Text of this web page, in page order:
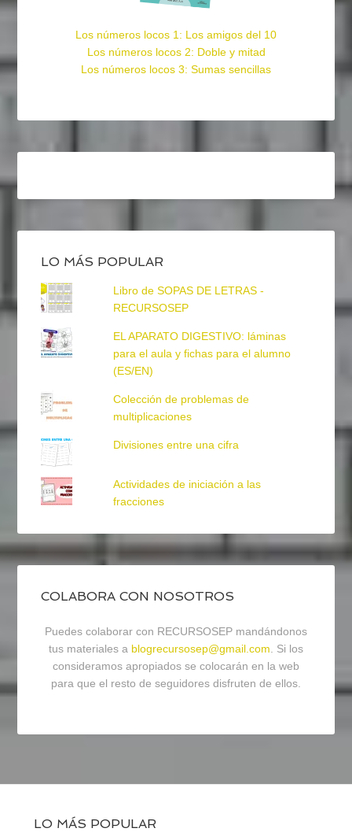
Los números locos 1: Los amigos del 10
Los números locos 2: Doble y mitad
Los números locos 3: Sumas sencillas
LO MÁS POPULAR
Libro de SOPAS DE LETRAS -
RECURSOSEP
EL APARATO DIGESTIVO: láminas
para el aula y fichas para el alumno
(ES/EN)
Colección de problemas de
multiplicaciones
Divisiones entre una cifra
Actividades de iniciación a las
fracciones
COLABORA CON NOSOTROS
Puedes colaborar con RECURSOSEP mandándonos
tus materiales a blogrecursosep@gmail.com. Si los
consideramos apropiados se colocarán en la web
para que el resto de seguidores disfruten de ellos.
LO MÁS POPULAR